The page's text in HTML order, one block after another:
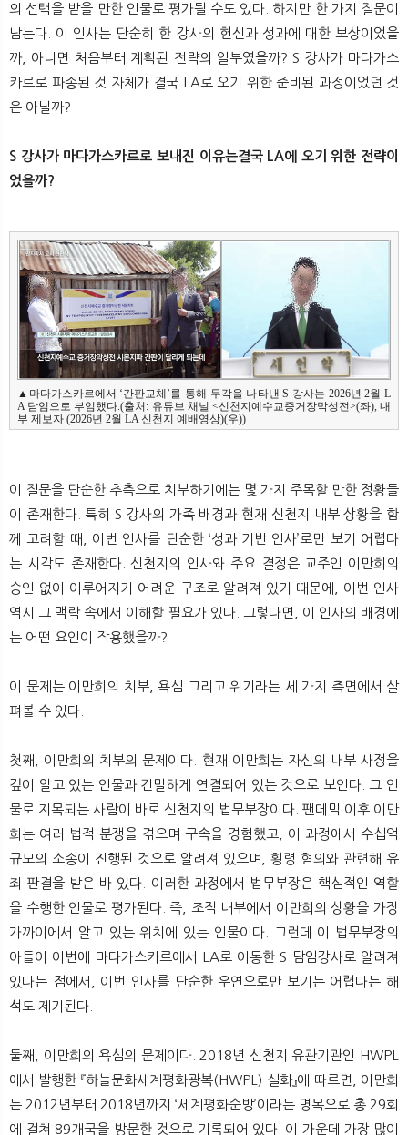
의 선택을 받을 만한 인물로 평가될 수도 있다. 하지만 한 가지 질문이
남는다. 이 인사는 단순히 한 강사의 헌신과 성과에 대한 보상이었을
까, 아니면 처음부터 계획된 전략의 일부였을까? S 강사가 마다가스
카르로 파송된 것 자체가 결국 LA로 오기 위한 준비된 과정이었던 것
은 아닐까?
S 강사가 마다가스카르로 보내진 이유는결국 LA에 오기 위한 전략이
었을까?
▲마다가스카르에서 ‘간판교체’를 통해 두각을 나타낸 S 강사는 2026년 2월 L
A 담임으로 부임했다.(출처: 유튜브 채널 <신천지예수교증거장막성전>(좌), 내
이 질문을 단순한 추측으로 치부하기에는 몇 가지 주목할 만한 정황들
이 존재한다. 특히 S 강사의 가족 배경과 현재 신천지 내부 상황을 함
께 고려할 때, 이번 인사를 단순한 ‘성과 기반 인사’로만 보기 어렵다
는 시각도 존재한다. 신천지의 인사와 주요 결정은 교주인 이만희의
승인 없이 이루어지기 어려운 구조로 알려져 있기 때문에, 이번 인사
역시 그 맥락 속에서 이해할 필요가 있다. 그렇다면, 이 인사의 배경에
는 어떤 요인이 작용했을까?
이 문제는 이만희의 치부, 욕심 그리고 위기라는 세 가지 측면에서 살
펴볼 수 있다.
첫째, 이만희의 치부의 문제이다. 현재 이만희는 자신의 내부 사정을
깊이 알고 있는 인물과 긴밀하게 연결되어 있는 것으로 보인다. 그 인
물로 지목되는 사람이 바로 신천지의 법무부장이다. 팬데믹 이후 이만
희는 여러 법적 분쟁을 겪으며 구속을 경험했고, 이 과정에서 수십억
규모의 소송이 진행된 것으로 알려져 있으며, 횡령 혐의와 관련해 유
죄 판결을 받은 바 있다. 이러한 과정에서 법무부장은 핵심적인 역할
을 수행한 인물로 평가된다. 즉, 조직 내부에서 이만희의 상황을 가장
가까이에서 알고 있는 위치에 있는 인물이다. 그런데 이 법무부장의
아들이 이번에 마다가스카르에서 LA로 이동한 S 담임강사로 알려져
있다는 점에서, 이번 인사를 단순한 우연으로만 보기는 어렵다는 해
석도 제기된다.
둘째, 이만희의 욕심의 문제이다. 2018년 신천지 유관기관인 HWPL
에서 발행한 『하늘문화세계평화광복(HWPL) 실화』에 따르면, 이만희
는 2012년부터 2018년까지 ‘세계평화순방’이라는 명목으로 총 29회
에 걸쳐 89개국을 방문한 것으로 기록되어 있다. 이 가운데 가장 많이